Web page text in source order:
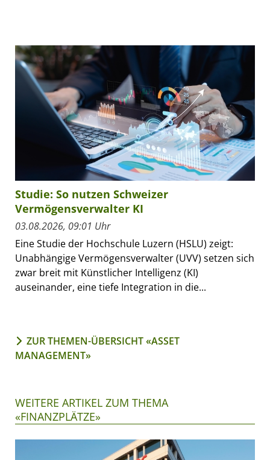
Studie: So nutzen Schweizer
Vermögensverwalter KI
03.08.2026, 09:01 Uhr
Eine Studie der Hochschule Luzern (HSLU) zeigt:
Unabhängige Vermögensverwalter (UVV) setzen sich
zwar breit mit Künstlicher Intelligenz (KI)
auseinander, eine tiefe Integration in die...
ZUR THEMEN-ÜBERSICHT «ASSET
MANAGEMENT»
WEITERE ARTIKEL ZUM THEMA
«FINANZPLÄTZE»